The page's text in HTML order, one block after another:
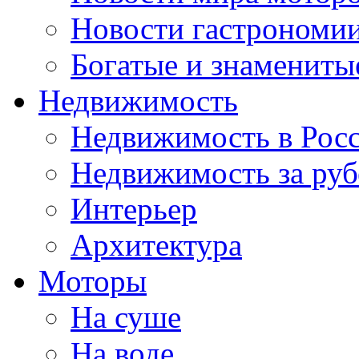
Новости
Богатые и
Недвижимость
Недвижимость в
Недвижимость за
Интерьер
Архитектура
Моторы
На суше